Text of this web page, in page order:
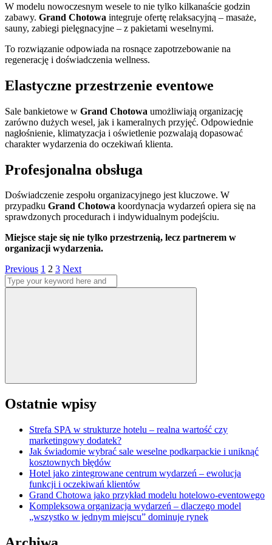
W modelu nowoczesnym wesele to nie tylko kilkanaście godzin
zabawy. Grand Chotowa integruje ofertę relaksacyjną – masaże,
sauny, zabiegi pielęgnacyjne – z pakietami weselnymi.
To rozwiązanie odpowiada na rosnące zapotrzebowanie na
regenerację i doświadczenia wellness.
Elastyczne przestrzenie eventowe
Sale bankietowe w Grand Chotowa umożliwiają organizację
zarówno dużych wesel, jak i kameralnych przyjęć. Odpowiednie
nagłośnienie, klimatyzacja i oświetlenie pozwalają dopasować
charakter wydarzenia do oczekiwań klienta.
Profesjonalna obsługa
Doświadczenie zespołu organizacyjnego jest kluczowe. W
przypadku Grand Chotowa koordynacja wydarzeń opiera się na
sprawdzonych procedurach i indywidualnym podejściu.
Miejsce staje się nie tylko przestrzenią, lecz partnerem w
organizacji wydarzenia.
Stronicowanie
wpisów
Previous Page
1 Page
2 Page
3 Next
Search
for:
Ostatnie wpisy
Strefa SPA w strukturze hotelu – realna wartość czy
marketingowy dodatek?
Jak świadomie wybrać sale weselne podkarpackie i uniknąć
kosztownych błędów
Hotel jako zintegrowane centrum wydarzeń – ewolucja
funkcji i oczekiwań klientów
Grand Chotowa jako przykład modelu hotelowo-eventowego
Kompleksowa organizacja wydarzeń – dlaczego model
„wszystko w jednym miejscu” dominuje rynek